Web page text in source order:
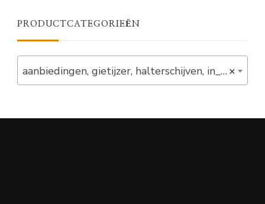
PRODUCTCATEGORIEËN
×
aanbiedingen, gietijzer, halterschijven, in_stock, magazijnopruiming, schijven, set (3)